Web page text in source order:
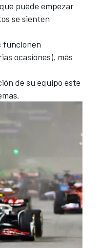
puede empezar
se sienten
funcionen
ocasiones), más
de su equipo este